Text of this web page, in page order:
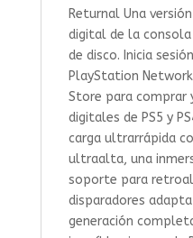
Returnal Una
digital de la consola
de disco. Inicia
PlayStation
Store para comprar
digitales de PS5 y
carga ultrarrápida
ultraalta, una
soporte para
disparadores
generación